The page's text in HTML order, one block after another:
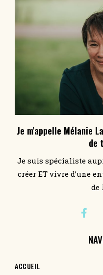
Je m'appelle Mélanie
de
Je suis spécialiste
créer ET vivre d’une
de
ACCUEIL